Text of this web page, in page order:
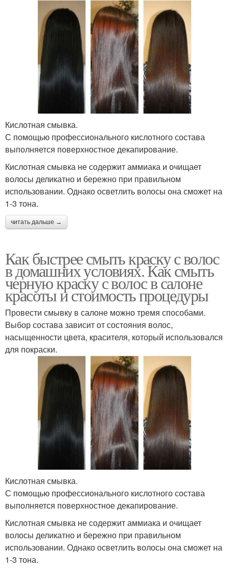
Кислотная смывка.
С помощью профессионального кислотного состава
выполняется поверхностное декапирование.
Кислотная смывка не содержит аммиака и очищает
волосы деликатно и бережно при правильном
использовании. Однако осветлить волосы она сможет на
1-3 тона.
читать дальше →
Как быстрее смыть краску с волос
в домашних условиях. Как смыть
черную краску с волос в салоне
красоты и стоимость процедуры
Провести смывку в салоне можно тремя способами.
Выбор состава зависит от состояния волос,
насыщенности цвета, красителя, который использовался
для покраски.
Кислотная смывка.
С помощью профессионального кислотного состава
выполняется поверхностное декапирование.
Кислотная смывка не содержит аммиака и очищает
волосы деликатно и бережно при правильном
использовании. Однако осветлить волосы она сможет на
1-3 тона.